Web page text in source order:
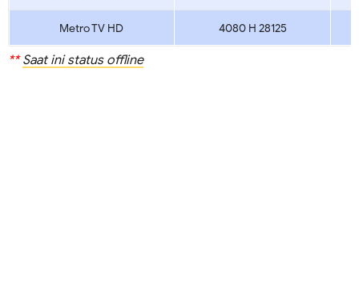
Metro TV HD 4080 H 28125
**Saat ini status offline